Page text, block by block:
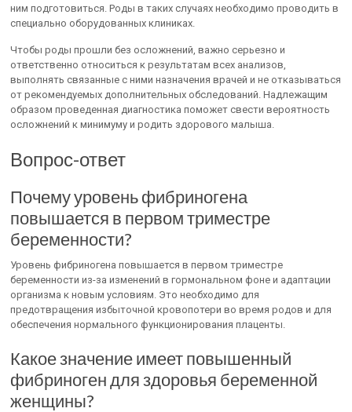
ним подготовиться. Роды в таких случаях необходимо проводить в
специально оборудованных клиниках.
Чтобы роды прошли без осложнений, важно серьезно и
ответственно относиться к результатам всех анализов,
выполнять связанные с ними назначения врачей и не отказываться
от рекомендуемых дополнительных обследований. Надлежащим
образом проведенная диагностика поможет свести вероятность
осложнений к минимуму и родить здорового малыша.
Вопрос-ответ
Почему уровень фибриногена
повышается в первом триместре
беременности?
Уровень фибриногена повышается в первом триместре
беременности из-за изменений в гормональном фоне и адаптации
организма к новым условиям. Это необходимо для
предотвращения избыточной кровопотери во время родов и для
обеспечения нормального функционирования плаценты.
Какое значение имеет повышенный
фибриноген для здоровья беременной
женщины?